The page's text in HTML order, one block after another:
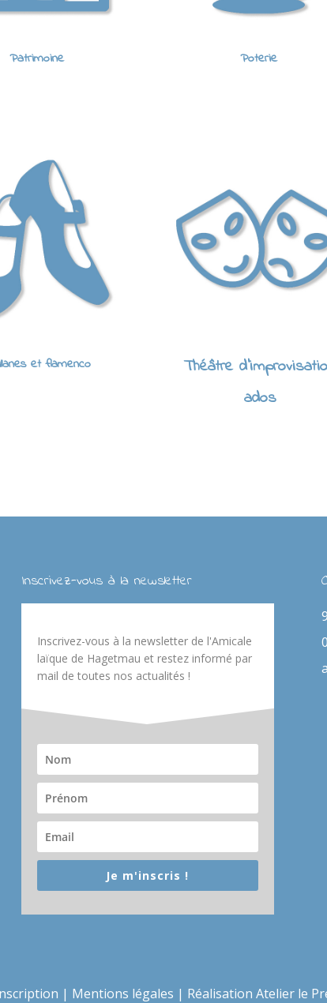
Patrimoine Poterie
et flamenco
Théâtre
ados
Inscrivez-vous à la newsletter
Inscrivez-vous à la newsletter de l'Amicale
laïque de Hagetmau et restez informé par
mail de toutes nos actualités !
Je m'inscris !
| Mentions légales | Réalisation Atelier le